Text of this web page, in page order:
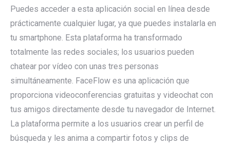
Puedes acceder a esta aplicación social en línea desde
prácticamente cualquier lugar, ya que puedes instalarla en
tu smartphone. Esta plataforma ha transformado
totalmente las redes sociales; los usuarios pueden
chatear por vídeo con unas tres personas
simultáneamente. FaceFlow es una aplicación que
proporciona videoconferencias gratuitas y videochat con
tus amigos directamente desde tu navegador de Internet.
La plataforma permite a los usuarios crear un perfil de
búsqueda y les anima a compartir fotos y clips de